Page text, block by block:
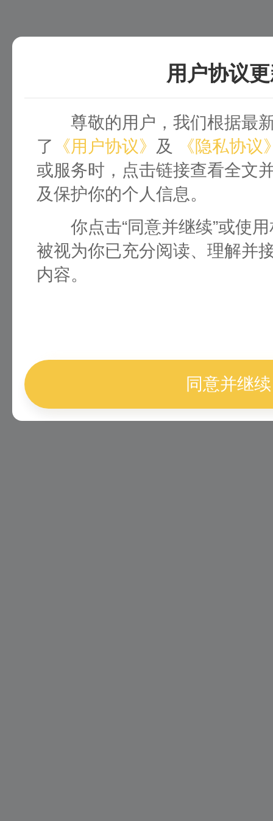
用户协议
尊敬的用户，我们根据最
了
《用户协议》 及
《隐私协议
或服务时，点击链接查看全文
及保护你的个人信息。
你点击“同意并继续”或使
被视为你已充分阅读、理解并
内容。
同意并继续